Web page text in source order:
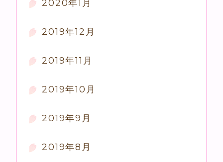
2020年1月
2019年12月
2019年11月
2019年10月
2019年9月
2019年8月